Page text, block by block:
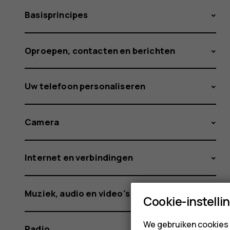
Basisprincipes
Oproepen, contacten en berichten
Uw telefoon personaliseren
Camera
Internet en verbindingen
Muziek, audio en video's Cookie-
We gebruiken